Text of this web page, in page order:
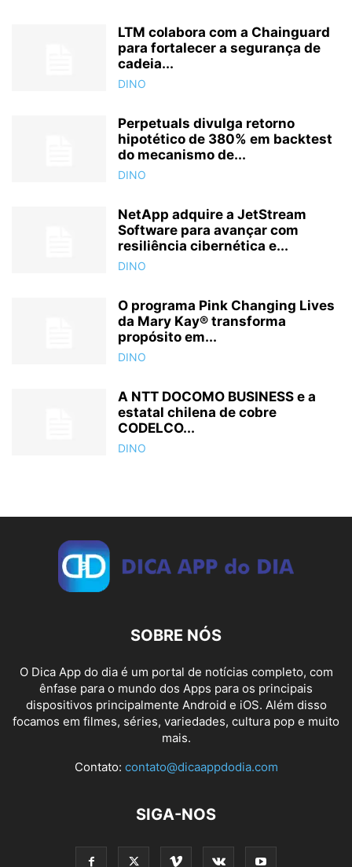
LTM colabora com a Chainguard
para fortalecer a segurança de
cadeia...
DINO
Perpetuals divulga retorno
hipotético de 380% em backtest
do mecanismo de...
DINO
NetApp adquire a JetStream
Software para avançar com
resiliência cibernética e...
DINO
O programa Pink Changing Lives
da Mary Kay® transforma
propósito em...
DINO
A NTT DOCOMO BUSINESS e a
estatal chilena de cobre
CODELCO...
DINO
SOBRE NÓS
O Dica App do dia é um portal de notícias completo, com
ênfase para o mundo dos Apps para os principais
dispositivos principalmente Android e iOS. Além disso
focamos em filmes, séries, variedades, cultura pop e muito
mais.
Contato: contato@dicaappdodia.com
SIGA-NOS